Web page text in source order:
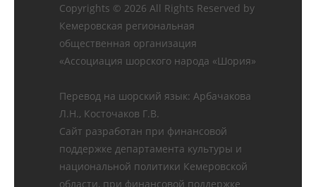
Copyrights © 2026 All Rights Reserved by
Кемеровская региональная
общественная организация
«Ассоциация шорского народа «Шория»
Перевод на шорский язык: Арбачакова
Л.Н., Косточаков Г.В.
Сайт разработан при финансовой
поддержке департамента культуры и
национальной политики Кемеровской
области, при финансовой поддержке